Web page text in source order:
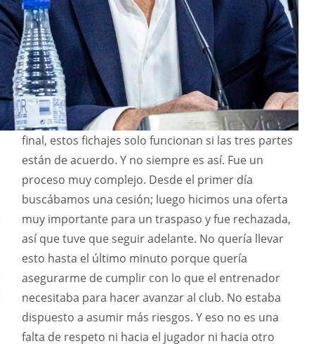
final, estos fichajes solo funcionan si las tres partes
están de acuerdo. Y no siempre es así. Fue un
proceso muy complejo. Desde el primer día
buscábamos una cesión; luego hicimos una oferta
muy importante para un traspaso y fue rechazada,
así que tuve que seguir adelante. No quería llevar
esto hasta el último minuto porque quería
asegurarme de cumplir con lo que el entrenador
necesitaba para hacer avanzar al club. No estaba
dispuesto a asumir más riesgos. Y eso no es una
falta de respeto ni hacia el jugador ni hacia otro